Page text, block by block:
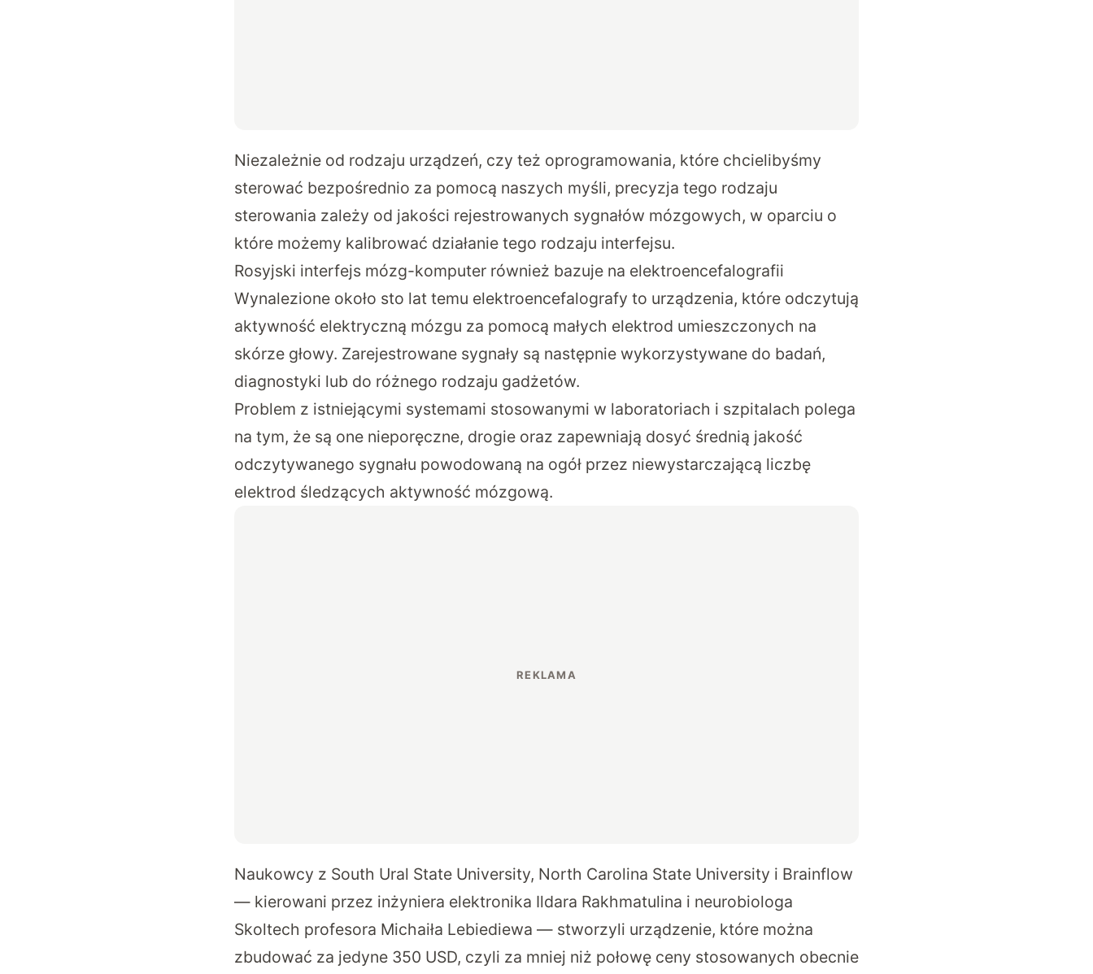
Niezależnie od rodzaju urządzeń, czy też oprogramowania, które chcielibyśmy
sterować bezpośrednio za pomocą naszych myśli, precyzja tego rodzaju
sterowania zależy od jakości rejestrowanych sygnałów mózgowych, w oparciu o
które możemy kalibrować działanie tego rodzaju interfejsu.
Rosyjski interfejs mózg-komputer również bazuje na elektroencefalografii
Wynalezione około sto lat temu elektroencefalografy to urządzenia, które odczytują
aktywność elektryczną mózgu za pomocą małych elektrod umieszczonych na
skórze głowy. Zarejestrowane sygnały są następnie wykorzystywane do badań,
diagnostyki lub do różnego rodzaju gadżetów.
Problem z istniejącymi systemami stosowanymi w laboratoriach i szpitalach polega
na tym, że są one nieporęczne, drogie oraz zapewniają dosyć średnią jakość
odczytywanego sygnału powodowaną na ogół przez niewystarczającą liczbę
elektrod śledzących aktywność mózgową.
Naukowcy z South Ural State University, North Carolina State University i Brainflow
— kierowani przez inżyniera elektronika Ildara Rakhmatulina i neurobiologa
Skoltech profesora Michaiła Lebiediewa — stworzyli urządzenie, które można
zbudować za jedyne 350 USD, czyli za mniej niż połowę ceny stosowanych obecnie